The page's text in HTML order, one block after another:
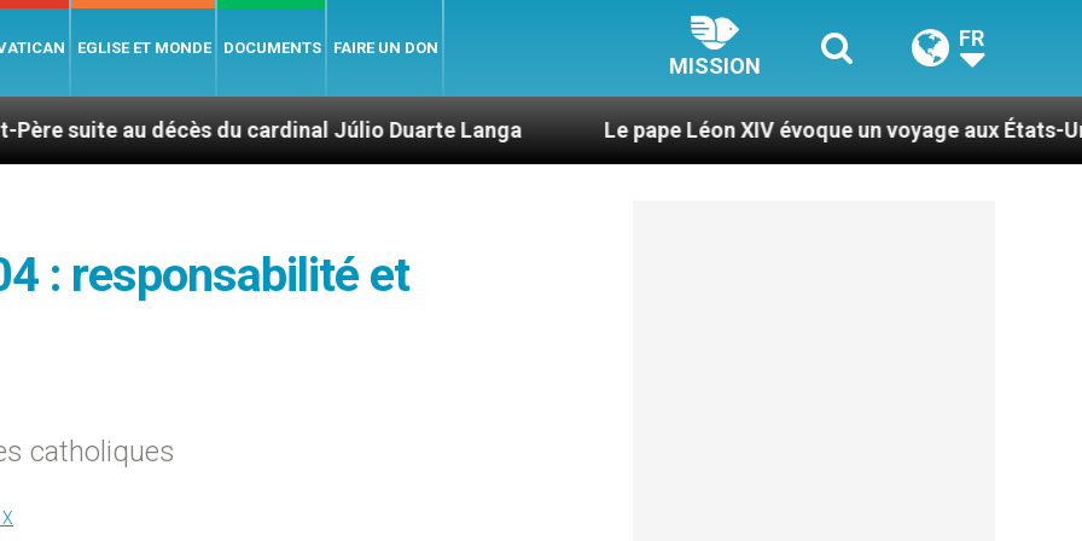
EGLISE ET MONDE DOCUMENTS FAIRE UN DON
MISSION
FR
du cardinal Júlio Duarte Langa Le pape Léon XIV évoque un voyage aux États-Unis Le
: responsabilité et
catholiques